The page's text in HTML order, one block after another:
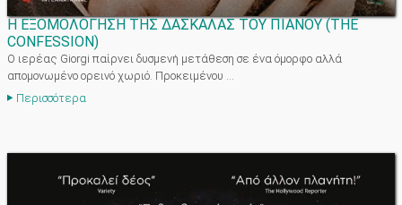
Η ΕΞΟΜΟΛΟΓΗΣΗ ΤΗΣ ΔΑΣΚΑΛΑΣ ΤΟΥ ΠΙΑΝΟΥ(THE
CONFESSION)
Ο ιερέας Giorgi παίρνει δυσμενή μετάθεση σε ένα όμορφο αλλά
απομονωμένο ορεινό χωριό. Προκειμένου ...
Περισσότερα